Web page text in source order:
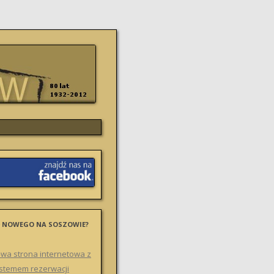
NOWEGO NA SOSZOWIE?
strona internetowa z
rezerwacji